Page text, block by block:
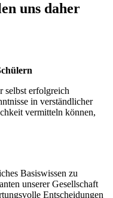
uns daher
selbst erfolgreich
in verständlicher
vermitteln können,
Basiswissen zu
unserer Gesellschaft
Entscheidungen